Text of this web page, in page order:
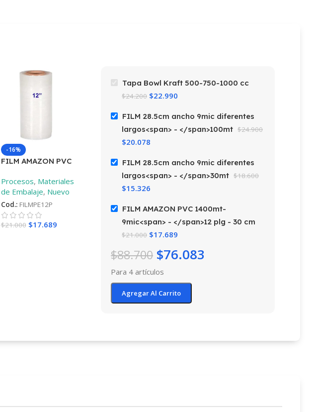
-16%
FILM AMAZON PVC
plg – 30 cm
Procesos, Materiales
de Embalaje, Nuevo
Cod.: FILMPE12P
$21.000 $17.689
Tapa Bowl Kraft 500-750-1000 cc
$24.200 $22.990
FILM 28.5cm ancho 9mic diferentes
largos<span> - </span>100mt $24.900
$20.078
FILM 28.5cm ancho 9mic diferentes
largos<span> - </span>30mt $18.600
$15.326
FILM AMAZON PVC 1400mt-
9mic<span> - </span>12 plg - 30 cm
$21.000 $17.689
$88.700 $76.083
Para 4 artículos
Agregar Al Carrito